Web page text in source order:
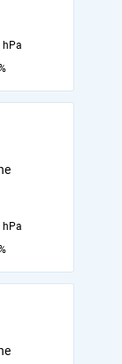
hPa
hPa